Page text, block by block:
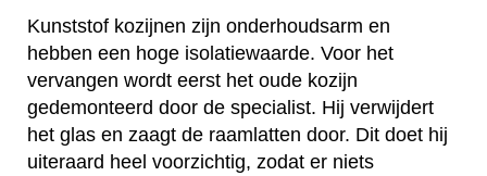
Kunststof kozijnen zijn onderhoudsarm en
hebben een hoge isolatiewaarde. Voor het
vervangen wordt eerst het oude kozijn
gedemonteerd door de specialist. Hij verwijdert
het glas en zaagt de raamlatten door. Dit doet hij
uiteraard heel voorzichtig, zodat er niets